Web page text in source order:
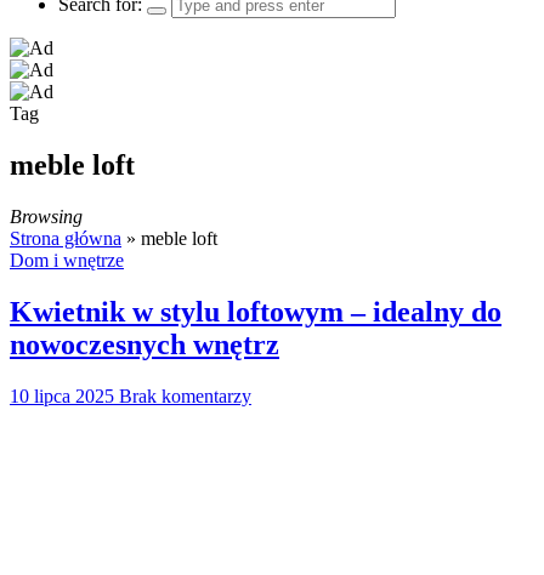
Search for:
Tag
meble loft
Browsing
Strona główna » meble loft
Dom i wnętrze
Kwietnik w stylu loftowym – idealny do
nowoczesnych wnętrz
10 lipca 2025 Brak komentarzy